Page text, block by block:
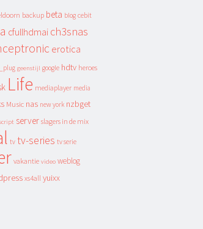
backup beta blog cebit
cfullhdmai ch3snas
erotica
geenstijl google hdtv heroes
Life mediaplayer media
Music nas new york nzbget
server slagers in de mix
tv tv-series tv serie
vakantie video weblog
xs4all yuixx